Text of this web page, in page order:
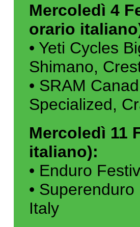
Mercoledì 4
orario
• Yeti Cycles
Shimano,
• SRAM
Specialized,
Mercoledì 11
italiano):
• Enduro
•
Italy